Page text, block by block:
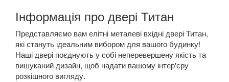
Інформація про двері Титан
Представляємо вам елітні металеві вхідні двері Титан,
які стануть ідеальним вибором для вашого будинку!
Наші двері поєднують у собі неперевершену якість та
вишуканий дизайн, щоб надати вашому інтер'єру
розкішного вигляду.